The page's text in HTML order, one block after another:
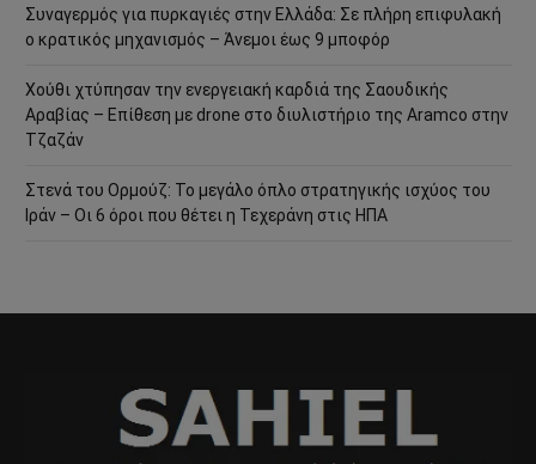
Συναγερμός για πυρκαγιές στην Ελλάδα: Σε πλήρη επιφυλακή
ο κρατικός μηχανισμός – Άνεμοι έως 9 μποφόρ
Χούθι χτύπησαν την ενεργειακή καρδιά της Σαουδικής
Αραβίας – Επίθεση με drone στο διυλιστήριο της Aramco στην
Τζαζάν
Στενά του Ορμούζ: Το μεγάλο όπλο στρατηγικής ισχύος του
Ιράν – Οι 6 όροι που θέτει η Τεχεράνη στις ΗΠΑ